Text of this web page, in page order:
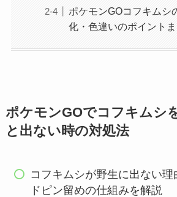
ポケモンGOコフキムシ
化・色違いのポイント
ポケモンGOでコフキムシ
と出ない時の対処法
コフキムシが野生に出ない
ドピン留めの仕組みを解説